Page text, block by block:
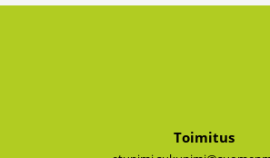
Toimitus